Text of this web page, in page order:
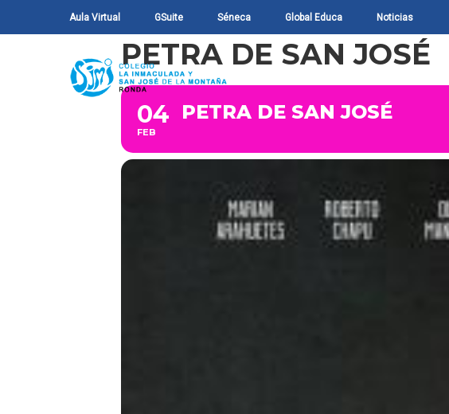
Aula Virtual GSuite Séneca Global Educa Noticias
PETRA DE SAN JOSÉ
04
FEB
PETRA DE SAN JOSÉ